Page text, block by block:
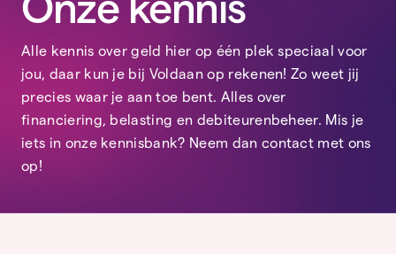
Onze kennis
Alle kennis over geld hier op één plek speciaal voor
jou, daar kun je bij Voldaan op rekenen! Zo weet jij
precies waar je aan toe bent. Alles over
financiering, belasting en debiteurenbeheer. Mis je
iets in onze kennisbank? Neem dan contact met ons
op!